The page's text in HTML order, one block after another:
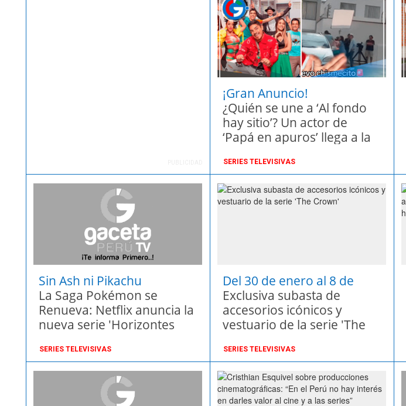
¡Gran Anuncio!
¿Quién se une a ‘Al fondo
hay sitio’? Un actor de
‘Papá en apuros’ llega a la
SERIES TELEVISIVAS
Sin Ash ni Pikachu
La Saga Pokémon se
Renueva: Netflix anuncia la
nueva serie 'Horizontes
SERIES TELEVISIVAS
Del 30 de enero al 8 de
febrero
Exclusiva subasta de
accesorios icónicos y
vestuario de la serie 'The
SERIES TELEVISIVAS